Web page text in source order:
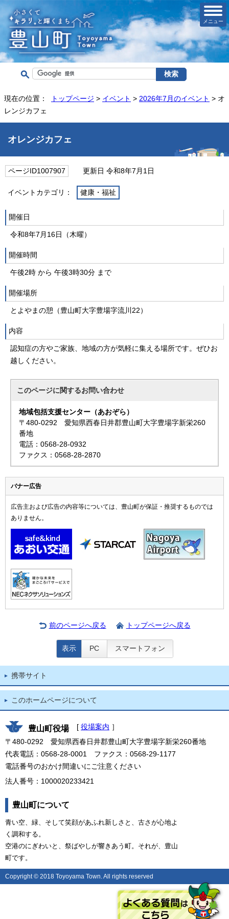
メニュー
現在の位置： トップページ > イベント > 2026年7月のイベント > オ
レンジカフェ
オレンジカフェ
ページID1007907 更新日 令和8年7月1日
イベントカテゴリ： 健康・福祉
開催日
令和8年7月16日（木曜）
開催時間
午後2時 から 午後3時30分 まで
開催場所
とよやまの憩（豊山町大字豊場字流川22）
内容
認知症の方やご家族、地域の方が気軽に集える場所です。ぜひお
越しください。
このページに関するお問い合わせ
地域包括支援センター（あおぞら）
〒480-0292 愛知県西春日井郡豊山町大字豊場字新栄260
番地
電話：0568-28-0932
ファクス：0568-28-2870
バナー広告
広告主および広告の内容等については、豊山町が保証・推奨するものでは
ありません。
前のページへ戻る トップページへ戻る
表示 PC スマートフォン
携帯サイト
このホームページについて
豊山町役場 [ 役場案内 ］
〒480-0292 愛知県西春日井郡豊山町大字豊場字新栄260番地
代表電話：0568-28-0001 ファクス：0568-29-1177
電話番号のおかけ間違いにご注意ください
法人番号：1000020233421
豊山町について
青い空、緑、そして笑顔があふれ新しさと、古さが心地よ
く調和する。
空港のにぎわいと、祭ばやしが響きあう町。それが、豊山
町です。
Copyright © 2018 Toyoyama Town. All rights reserved